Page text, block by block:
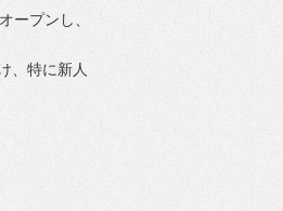
ープンし、
、 特に新人